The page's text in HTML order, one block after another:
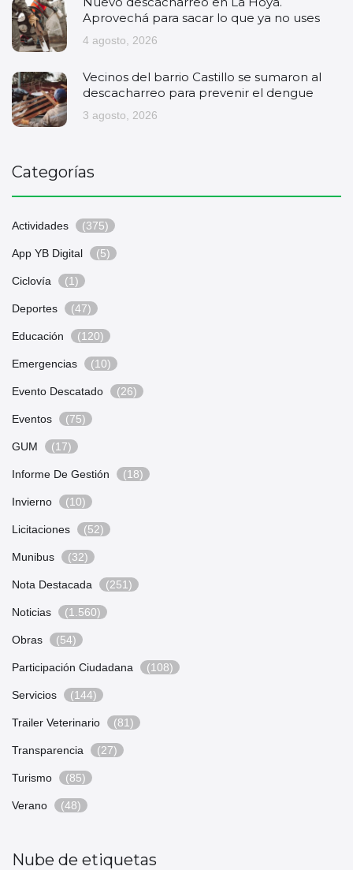
Aprovechá para sacar lo que ya no uses
4 agosto, 2026
Vecinos del barrio Castillo se sumaron al
descacharreo para prevenir el dengue
3 agosto, 2026
Categorías
Actividades (375)
App YB Digital (5)
Ciclovía (1)
Deportes (47)
Educación (120)
Emergencias (10)
Evento Descatado (26)
Eventos (75)
GUM (17)
Informe De Gestión (18)
Invierno (10)
Licitaciones (52)
Munibus (32)
Nota Destacada (251)
Noticias (1.560)
Obras (54)
Participación Ciudadana (108)
Servicios (144)
Trailer Veterinario (81)
Transparencia (27)
Turismo (85)
Verano (48)
Nube de etiquetas